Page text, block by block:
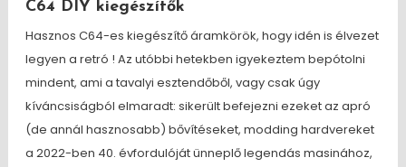
C64 DIY kiegészítők
Hasznos C64-es kiegészítő áramkörök, hogy idén is élvezet
legyen a retró ! Az utóbbi hetekben igyekeztem bepótolni
mindent, ami a tavalyi esztendőből, vagy csak úgy
kíváncsiságból elmaradt: sikerült befejezni ezeket az apró
(de annál hasznosabb) bővítéseket, modding hardvereket
a 2022-ben 40. évfordulóját ünneplő legendás masinához,